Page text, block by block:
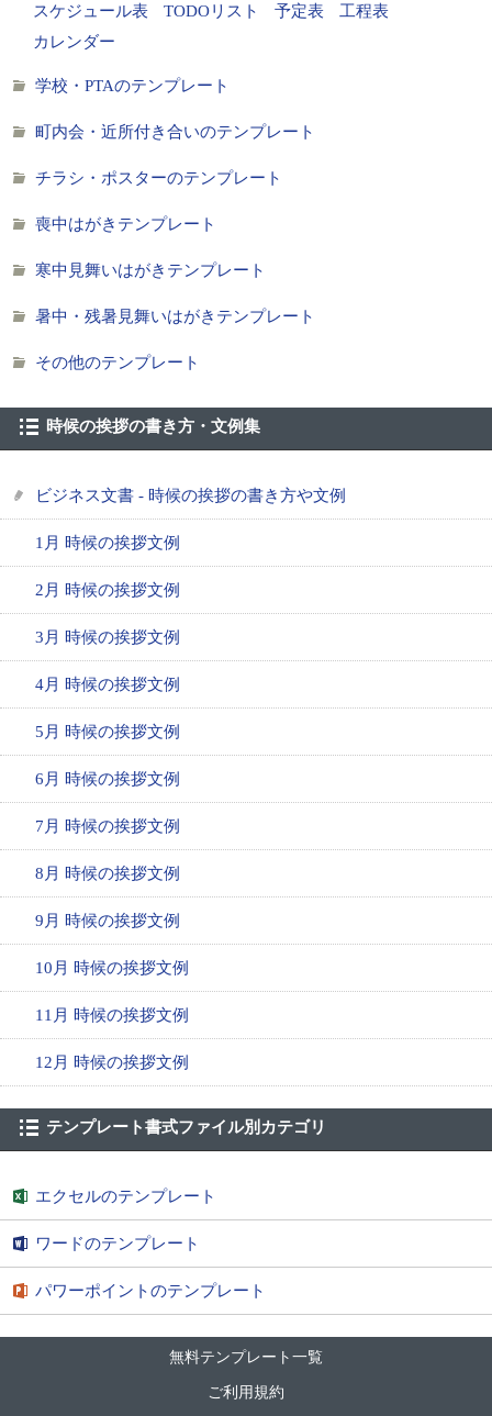
スケジュール表
TODOリスト 予定表
工程表
カレンダー
学校・PTAのテンプレート
町内会・近所付き合いのテンプレート
チラシ・ポスターのテンプレート
喪中はがきテンプレート
寒中見舞いはがきテンプレート
暑中・残暑見舞いはがきテンプレート
その他のテンプレート
時候の挨拶の書き方・文例集
ビジネス文書 - 時候の挨拶の書き方や文例
1月 時候の挨拶文例
2月 時候の挨拶文例
3月 時候の挨拶文例
4月 時候の挨拶文例
5月 時候の挨拶文例
6月 時候の挨拶文例
7月 時候の挨拶文例
8月 時候の挨拶文例
9月 時候の挨拶文例
10月 時候の挨拶文例
11月 時候の挨拶文例
12月 時候の挨拶文例
テンプレート書式ファイル別カテゴリ
エクセルのテンプレート
ワードのテンプレート
パワーポイントのテンプレート
無料テンプレート一覧
ご利用規約